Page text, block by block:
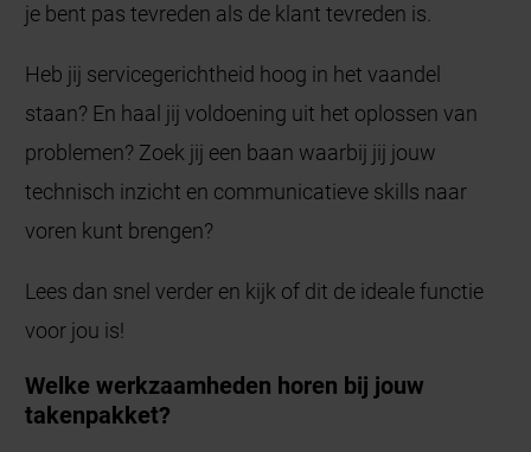
je bent pas tevreden als de klant tevreden is.
Heb jij servicegerichtheid hoog in het vaandel
staan? En haal jij voldoening uit het oplossen van
problemen? Zoek jij een baan waarbij jij jouw
technisch inzicht en communicatieve skills naar
voren kunt brengen?
Lees dan snel verder en kijk of dit de ideale functie
voor jou is!
Welke werkzaamheden horen bij jouw
takenpakket?